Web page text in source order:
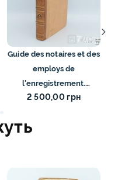
Guide des notaires et des
employs de
l'enregistrement.
Premier Volume. 1802
2 500,00 грн